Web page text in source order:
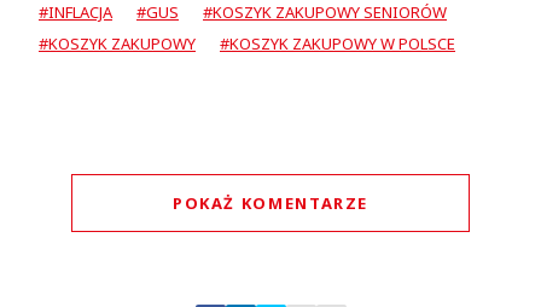
#INFLACJA #GUS
#KOSZYK ZAKUPOWY SENIORÓW
#KOSZYK ZAKUPOWY
#KOSZYK ZAKUPOWY W POLSCE
POKAŻ KOMENTARZE